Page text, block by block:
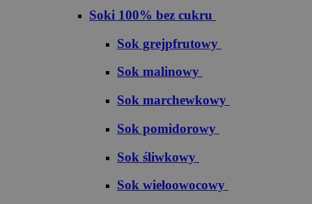
Soki 100% bez cukru
S​o​k​ ​g​r​e​j​p​f​r​u​t​o​w​y
Sok malinowy
Sok marchewkowy
Sok pomidorowy
Sok śliwkowy
Sok wieloowocowy